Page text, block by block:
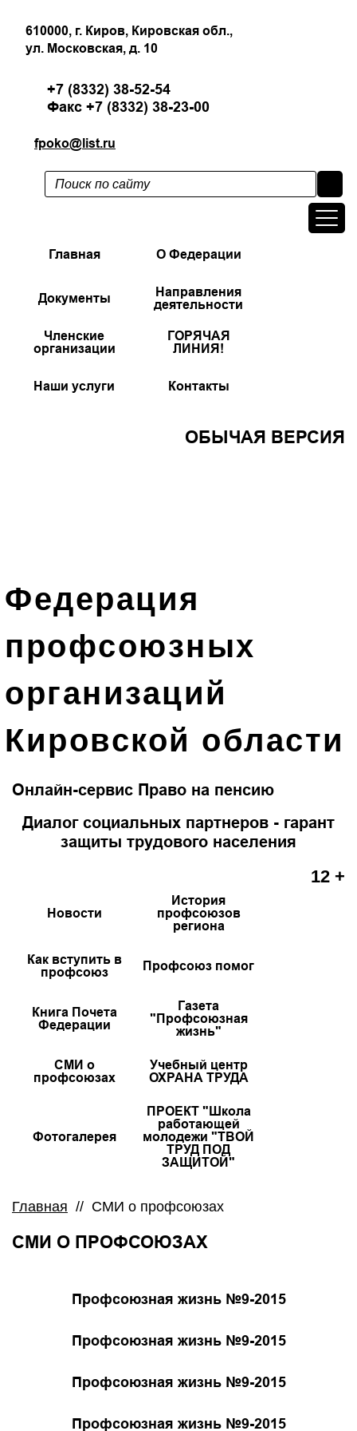
610000, г. Киров, Кировская обл.,
ул. Московская, д. 10
+7 (8332) 38-52-54
Факс +7 (8332) 38-23-00
fpoko@list.ru
Главная О Федерации
Документы
Направления
деятельности
Членские
организации
ГОРЯЧАЯ
ЛИНИЯ!
Наши услуги Контакты
ОБЫЧАЯ ВЕРСИЯ
Федерация
профсоюзных
организаций
Кировской области
Онлайн-сервис Право на пенсию
Диалог социальных партнеров - гарант
защиты трудового населения
12 +
Новости
История
профсоюзов
региона
Как вступить в
профсоюз
Профсоюз помог
Книга Почета
Федерации
Газета
"Профсоюзная
жизнь"
СМИ о
профсоюзах
Учебный центр
ОХРАНА ТРУДА
Фотогалерея
ПРОЕКТ "Школа
работающей
молодежи "ТВОЙ
ТРУД ПОД
ЗАЩИТОЙ"
Главная // СМИ о профсоюзах
СМИ О ПРОФСОЮЗАХ
Профсоюзная жизнь №9-2015
Профсоюзная жизнь №9-2015
Профсоюзная жизнь №9-2015
Профсоюзная жизнь №9-2015